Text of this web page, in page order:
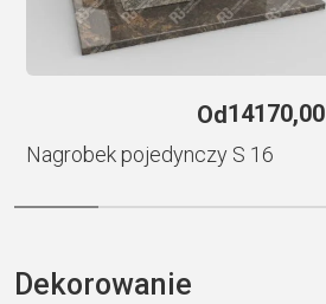
Od14170,00
Nagrobek pojedynczy S 16
Dekorowanie